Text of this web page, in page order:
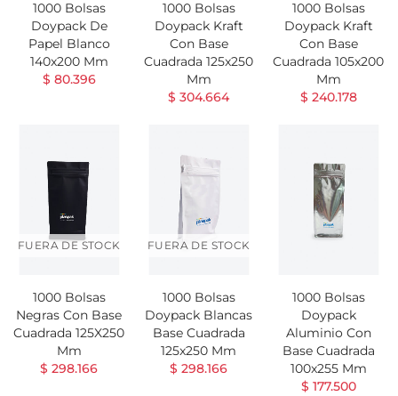
1000 Bolsas
Doypack De
Papel Blanco
140x200 Mm
$ 80.396
1000 Bolsas
Doypack Kraft
Con Base
Cuadrada 125x250
Mm
$ 304.664
1000 Bolsas
Doypack Kraft
Con Base
Cuadrada 105x200
Mm
$ 240.178
FUERA DE STOCK
1000 Bolsas
Negras Con Base
Cuadrada 125X250
Mm
$ 298.166
FUERA DE STOCK
1000 Bolsas
Doypack Blancas
Base Cuadrada
125x250 Mm
$ 298.166
1000 Bolsas
Doypack
Aluminio Con
Base Cuadrada
100x255 Mm
$ 177.500